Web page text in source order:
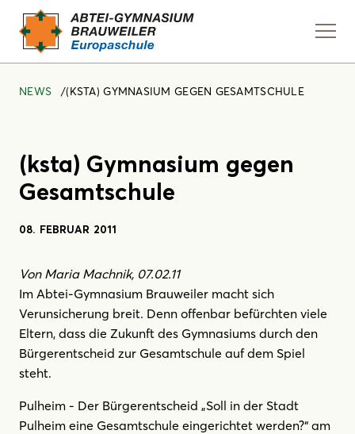
NEWS (KSTA) GYMNASIUM GEGEN GESAMTSCHULE
(ksta) Gymnasium gegen
Gesamtschule
08. FEBRUAR 2011
Von Maria Machnik, 07.02.11
Im Abtei-Gymnasium Brauweiler macht sich
Verunsicherung breit. Denn offenbar befürchten viele
Eltern, dass die Zukunft des Gymnasiums durch den
Bürgerentscheid zur Gesamtschule auf dem Spiel
steht.
Pulheim - Der Bürgerentscheid „Soll in der Stadt
Pulheim eine Gesamtschule eingerichtet werden?“ am